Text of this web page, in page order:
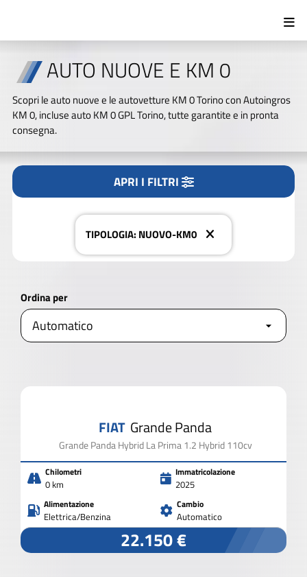
AUTO NUOVE E KM 0
Scopri le auto nuove e le autovetture KM 0 Torino con Autoingros
KM 0, incluse auto KM 0 GPL Torino, tutte garantite e in pronta
consegna.
APRI I FILTRI
CERCA NEL NOSTRO PARCO AUTO
TIPOLOGIA: NUOVO-KM0
Tutto Nuovo/KM0 Usato
Marca
Alimentazione
CHIUDI I FILTRI
Ordina per
FIAT Grande Panda
Grande Panda Hybrid La Prima 1.2 Hybrid 110cv
Chilometri
0 km
Immatricolazione
2025
Alimentazione
Elettrica/Benzina
Cambio
Automatico
22.150 €